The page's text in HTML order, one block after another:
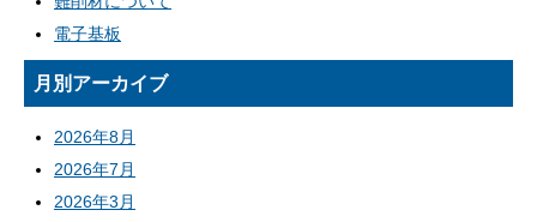
電子基板
月別アーカイブ
2026年8月
2026年7月
2026年3月